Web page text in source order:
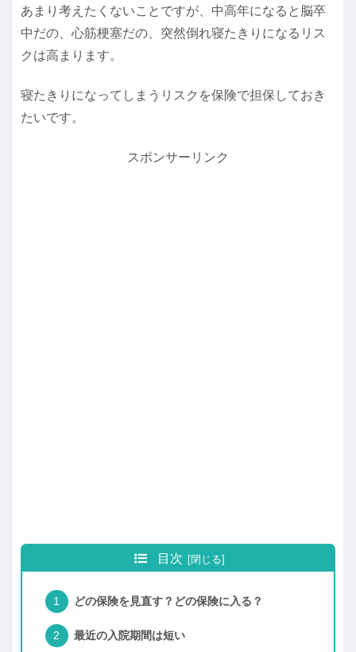
あまり考えたくないことですが、中高年になると脳卒
中だの、心筋梗塞だの、突然倒れ寝たきりになるリス
クは高まります。
寝たきりになってしまうリスクを保険で担保しておき
たいです。
スポンサーリンク
目次
どの保険を見直す？どの保険に入る？
最近の入院期間は短い